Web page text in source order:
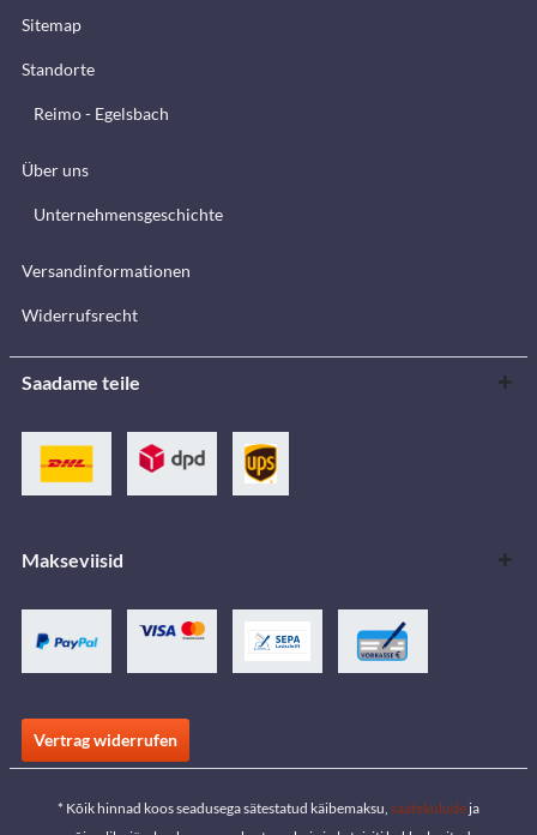
Sitemap
Standorte
Reimo - Egelsbach
Über uns
Unternehmensgeschichte
Versandinformationen
Widerrufsrecht
Saadame teile
Makseviisid
Vertrag widerrufen
* Kõik hinnad koos seadusega sätestatud käibemaksu, saatekulude ja